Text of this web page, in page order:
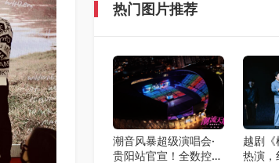
热门图片推荐
潮音风暴超级演唱会·
贵阳站官宣！全数控舞
越剧《
热演，